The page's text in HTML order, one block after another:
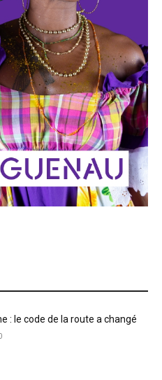
: le code de la route a changé